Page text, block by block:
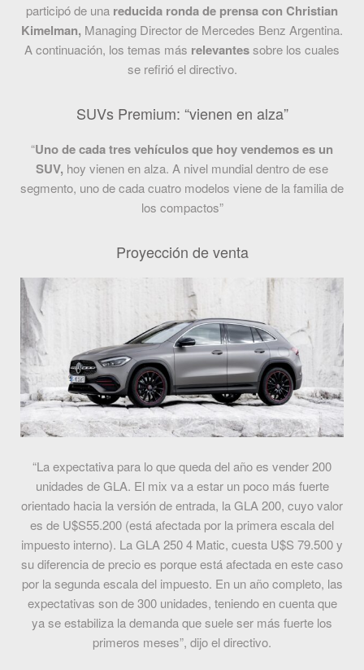
participó de una reducida ronda de prensa con Christian
Kimelman, Managing Director de Mercedes Benz Argentina.
A continuación, los temas más relevantessobre los cuales
se refirió el directivo.
SUVs Premium: “vienen en alza”
“Uno de cada tres vehículos que hoy vendemos es un
SUV, hoy vienen en alza. A nivel mundial dentro de ese
segmento, uno de cada cuatro modelos viene de la familia de
los compactos”
Proyección de venta
“La expectativa para lo que queda del año es vender 200
unidades de GLA. El mix va a estar un poco más fuerte
orientado hacia la versión de entrada, la GLA 200, cuyo valor
es de U$S55.200 (está afectada por la primera escala del
impuesto interno). La GLA 250 4 Matic, cuesta U$S 79.500 y
su diferencia de precio es porque está afectada en este caso
por la segunda escala del impuesto. En un año completo, las
expectativas son de 300 unidades, teniendo en cuenta que
ya se estabiliza la demanda que suele ser más fuerte los
primeros meses”, dijo el directivo.